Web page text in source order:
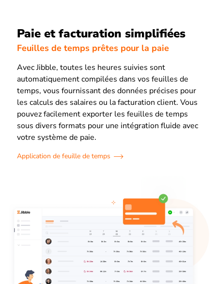
Paie et facturation simplifiées
Feuilles de temps prêtes pour la paie
Avec Jibble, toutes les heures suivies sont
automatiquement compilées dans vos feuilles de
temps, vous fournissant des données précises pour
les calculs des salaires ou la facturation client. Vous
pouvez facilement exporter les feuilles de temps
sous divers formats pour une intégration fluide avec
votre système de paie.
Application de feuille de temps